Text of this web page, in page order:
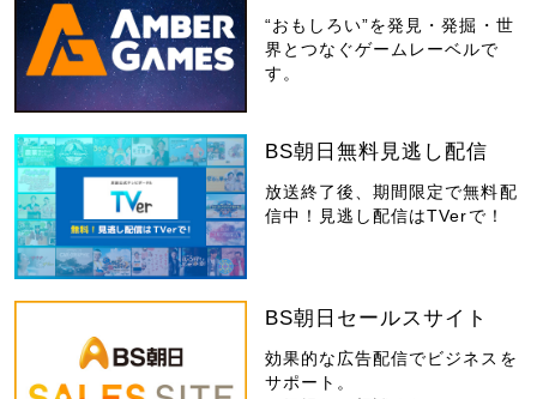
“おもしろい”を発見・発掘・世
界とつなぐゲームレーベルで
す。
BS朝日無料見逃し配信
放送終了後、期間限定で無料配
信中！見逃し配信はTVerで！
BS朝日セールスサイト
効果的な広告配信でビジネスを
サポート。